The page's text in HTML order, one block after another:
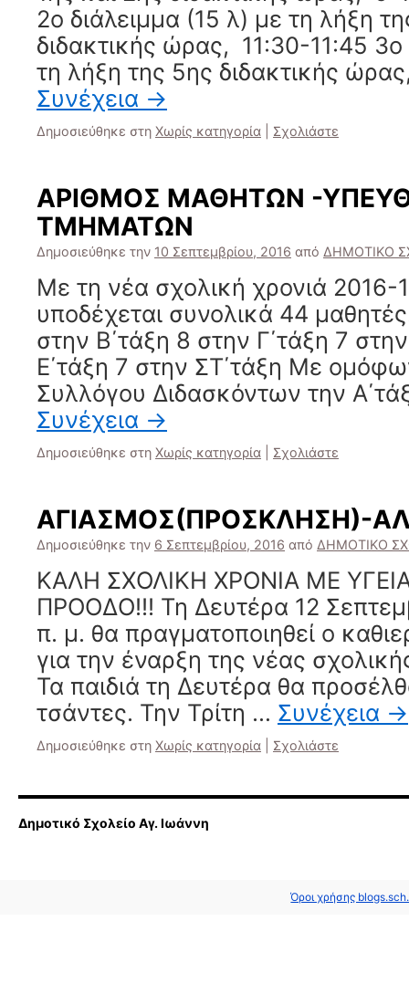
2ο διάλειμμα (15 λ) με τη λήξη
διδακτικής ώρας, 11:30-11:45 3ο
τη λήξη της 5ης διδακτικής
Συνέχεια →
Δημοσιεύθηκε στη Χωρίς κατηγορία Σχολιάστε
ΑΡΙΘΜΟΣ ΜΑΘΗΤΩΝ -
ΤΜΗΜΑΤΩΝ
Δημοσιεύθηκε την 10 Σεπτεμβρίου, 2016 από ΔΗΜΟΤΙΚΟ
Με τη νέα σχολική χρονιά 2016-
υποδέχεται συνολικά 44
στην Β΄τάξη 8 στην Γ΄τάξη 7
Ε΄τάξη 7 στην ΣΤ΄τάξη Με
Συλλόγου Διδασκόντων την
Συνέχεια →
Δημοσιεύθηκε στη Χωρίς κατηγορία Σχολιάστε
ΑΓΙΑΣΜΟΣ(ΠΡΟΣΚΛΗΣΗ)-
Δημοσιεύθηκε την 6 Σεπτεμβρίου, 2016 από ΔΗΜΟΤΙΚΟ
ΚΑΛΗ ΣΧΟΛΙΚΗ ΧΡΟΝΙΑ ΜΕ
ΠΡΟΟΔΟ!!! Τη Δευτέρα 12
π. μ. θα πραγματοποιηθεί ο
για την έναρξη της νέας
Τα παιδιά τη Δευτέρα θα
τσάντες. Την Τρίτη … Συνέχεια →
Δημοσιεύθηκε στη Χωρίς κατηγορία Σχολιάστε
Δημοτικό Σχολείο Αγ. Ιωάννη
Όροι χρήσης